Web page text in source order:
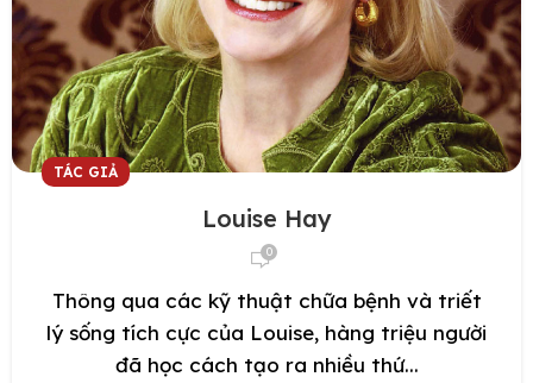
TÁC GIẢ
Louise Hay
0
Thông qua các kỹ thuật chữa bệnh và triết
lý sống tích cực của Louise, hàng triệu người
đã học cách tạo ra nhiều thứ...